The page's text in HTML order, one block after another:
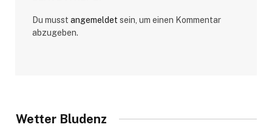
Du musst angemeldet sein, um einen Kommentar
abzugeben.
Wetter Bludenz